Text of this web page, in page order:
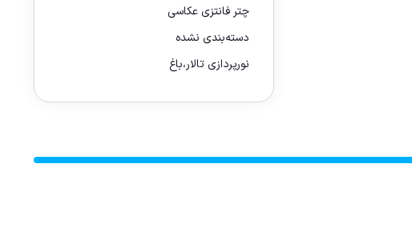
چتر فانتزی عکاسی
دسته‌بندی نشده
نورپردازی تالار،باغ